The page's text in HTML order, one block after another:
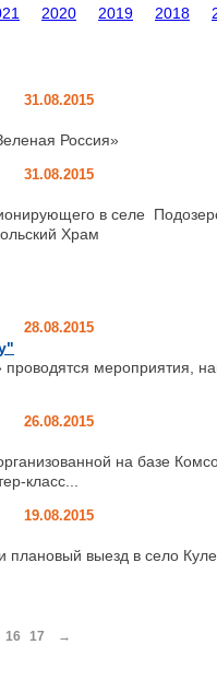
2020 2019 2018
31.08.2015
Россия»
31.08.2015
в селе
Храм
28.08.2015
мероприятия,
26.08.2015
на базе
класс...
19.08.2015
выезд в село
16 17 →